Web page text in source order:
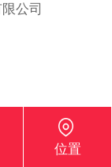
公司
位置